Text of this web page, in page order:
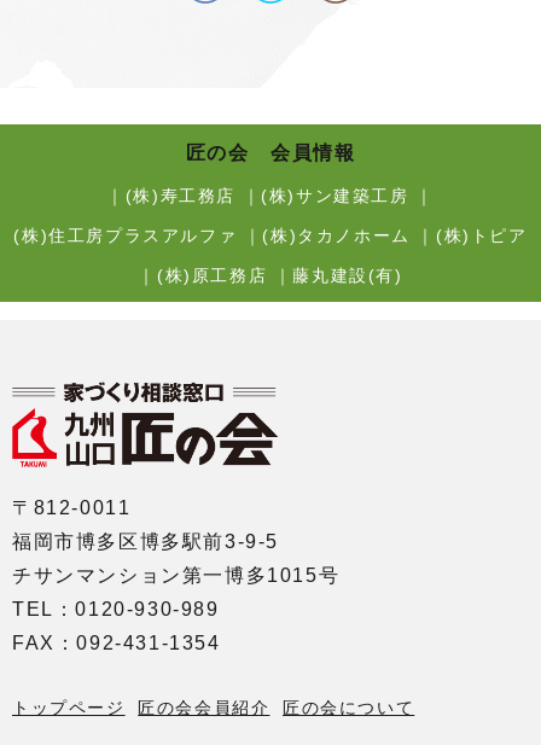
匠の会 会員情報
｜ (株)寿工務店 ｜ (株)サン建築工房 ｜
(株)住工房プラスアルファ ｜ (株)タカノホーム ｜ (株)トピア
｜ (株)原工務店 ｜藤丸建設(有)
〒812-0011
福岡市博多区博多駅前3-9-5
チサンマンション第一博多1015号
TEL：0120-930-989
FAX：092-431-1354
トップページ 匠の会会員紹介 匠の会について